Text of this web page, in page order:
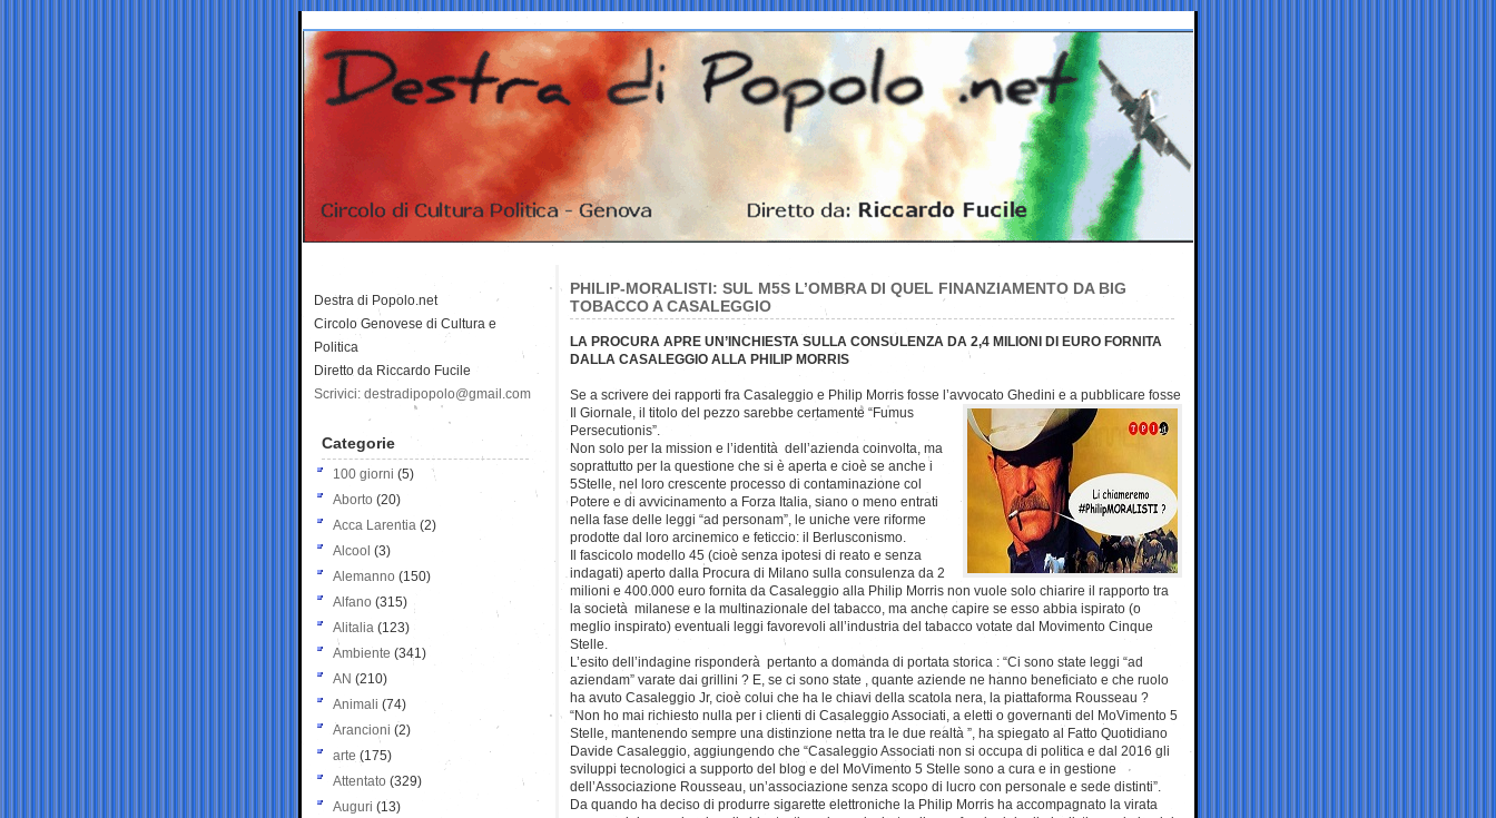
PHILIP-MORALISTI: SUL M5S L’OMBRA DI QUEL FINANZIAMENTO DA BIG
TOBACCO A CASALEGGIO
LA PROCURA APRE UN’INCHIESTA SULLA CONSULENZA DA 2,4 MILIONI DI EURO FORNITA
DALLA CASALEGGIO ALLA PHILIP MORRIS
Se a scrivere dei rapporti fra Casaleggio e Philip Morris fosse l’avvocato Ghedini e a pubblicare fosse
Il Giornale, il titolo del pezzo sarebbe certamente “Fumus
Persecutionis”.
Non solo per la mission e l’identità dell’azienda coinvolta, ma
soprattutto per la questione che si è aperta e cioè se anche i
5Stelle, nel loro crescente processo di contaminazione col
Potere e di avvicinamento a Forza Italia, siano o meno entrati
nella fase delle leggi “ad personam”, le uniche vere riforme
prodotte dal loro arcinemico e feticcio: il Berlusconismo.
Il fascicolo modello 45 (cioè senza ipotesi di reato e senza
indagati) aperto dalla Procura di Milano sulla consulenza da 2
milioni e 400.000 euro fornita da Casaleggio alla Philip Morris non vuole solo chiarire il rapporto tra
la società milanese e la multinazionale del tabacco, ma anche capire se esso abbia ispirato (o
meglio inspirato) eventuali leggi favorevoli all’industria del tabacco votate dal Movimento Cinque
Stelle.
L’esito dell’indagine risponderà pertanto a domanda di portata storica : “Ci sono state leggi “ad
aziendam” varate dai grillini ? E, se ci sono state , quante aziende ne hanno beneficiato e che ruolo
ha avuto Casaleggio Jr, cioè colui che ha le chiavi della scatola nera, la piattaforma Rousseau ?
“Non ho mai richiesto nulla per i clienti di Casaleggio Associati, a eletti o governanti del MoVimento 5
Stelle, mantenendo sempre una distinzione netta tra le due realtà ”, ha spiegato al Fatto Quotidiano
Davide Casaleggio, aggiungendo che “Casaleggio Associati non si occupa di politica e dal 2016 gli
sviluppi tecnologici a supporto del blog e del MoVimento 5 Stelle sono a cura e in gestione
dell’Associazione Rousseau, un’associazione senza scopo di lucro con personale e sede distinti”.
Da quando ha deciso di produrre sigarette elettroniche la Philip Morris ha accompagnato la virata
Destra di Popolo.net
Circolo Genovese di Cultura e
Politica
Diretto da Riccardo Fucile
Scrivici: destradipopolo@gmail.com
Categorie
100 giorni (5)
Aborto (20)
Acca Larentia (2)
Alcool (3)
Alemanno (150)
Alfano (315)
Alitalia (123)
Ambiente (341)
AN (210)
Animali (74)
Arancioni (2)
arte (175)
Attentato (329)
Auguri (13)